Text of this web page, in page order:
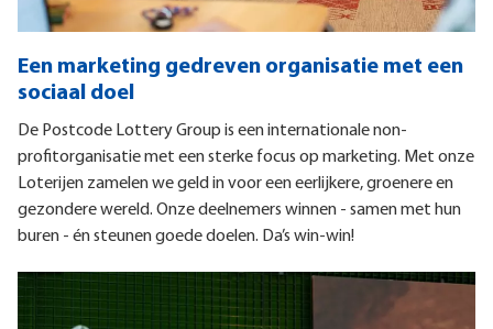
Een marketing gedreven organisatie met een
sociaal doel
De Postcode Lottery Group is een internationale non-
profitorganisatie met een sterke focus op marketing. Met onze
Loterijen zamelen we geld in voor een eerlijkere, groenere en
gezondere wereld. Onze deelnemers winnen - samen met hun
buren - én steunen goede doelen. Da’s win-win!